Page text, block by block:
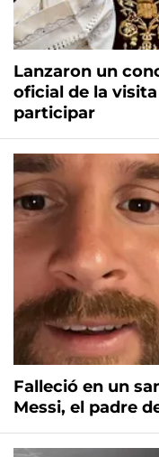
Lanzaron un
oficial de la
participar
Falleció en un
Messi, el padre